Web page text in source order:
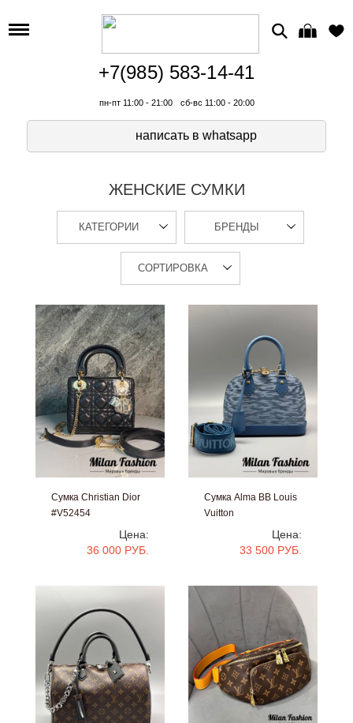
+7(985) 583-14-41
пн-пт 11:00 - 21:00 сб-вс 11:00 - 20:00
написать в whatsapp
ЖЕНСКИЕ СУМКИ
КАТЕГОРИИ БРЕНДЫ
СОРТИРОВКА
Сумка Christian Dior
#V52454
Цена:
36 000 РУБ.
Сумка Alma BB Louis
Vuitton
Цена:
33 500 РУБ.